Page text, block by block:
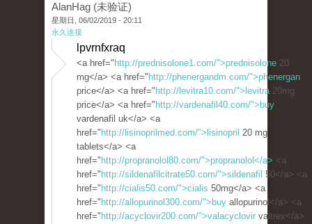
AlanHag (未验证)
星期日, 06/02/2019 - 20:11
永久连接
lpvrnfxraq
<a href=" http://prednisolone1.com/">prednisolone 20
mg</a> <a href=" http://phenergandm.com/">phenergan
price</a> <a href=" http://levitra10.com/">levitra20mg
price</a> <a href=" http://vardenafil40.com/">buy
vardenafil uk</a> <a
href=" http://lisinoprilmed.com/">lisinopril 20 mg
tablets</a> <a
href=" http://propranolol80.com/">propranolol</a> <a
href=" http://sildenafilcitrate50.com/">sildenafil 50</a> <a
href=" http://cialis50.com/">cialis 50mg</a> <a
href=" http://allopurinol300.com/">buy allopurinol</a> <a
href=" http://acyclovir200.com/">valacyclovir valtrex</a>